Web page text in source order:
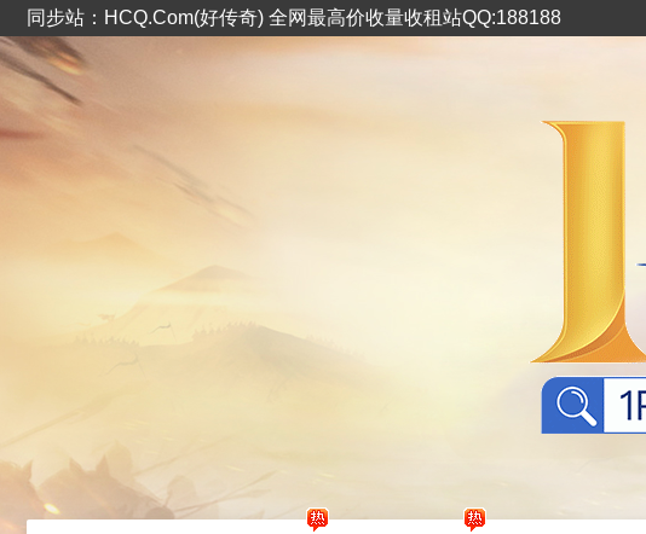
同步站：HCQ.Com(好传奇) 全网最高价收量收租站QQ:188188